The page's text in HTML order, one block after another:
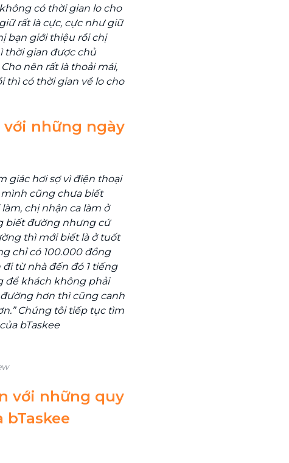
có thời gian lo cho
rất là cực, cực như giữ
bạn giới thiệu rồi chị
thời gian được chủ
nên rất là thoải mái,
thì có thời gian về lo cho
với những ngày
giác hơi sợ vì điện thoại
cũng chưa biết
chị nhận ca làm ở
biết đường nhưng cứ
thì mới biết là ở tuốt
chỉ có 100.000 đồng
từ nhà đến đó 1 tiếng
để khách không phải
hơn thì cũng canh
Chúng tôi tiếp tục tìm
bTaskee
với những quy
bTaskee